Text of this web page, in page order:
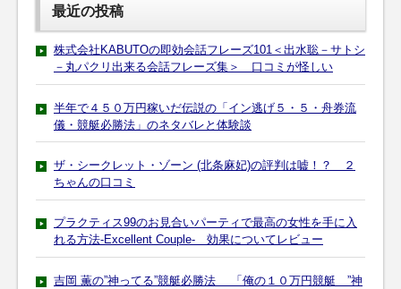
最近の投稿
株式会社KABUTOの即効会話フレーズ101＜出水聡－サトシ
－丸パクリ出来る会話フレーズ集＞ 口コミが怪しい
半年で４５０万円稼いだ伝説の「イン逃げ５・５・舟券流
儀・競艇必勝法」のネタバレと体験談
ザ・シークレット・ゾーン (北条麻妃)の評判は嘘！？ ２
ちゃんの口コミ
プラクティス99のお見合いパーティで最高の女性を手に入
れる方法-Excellent Couple- 効果についてレビュー
吉岡 薫の”神ってる”競艇必勝法 「俺の１０万円競艇 ”神